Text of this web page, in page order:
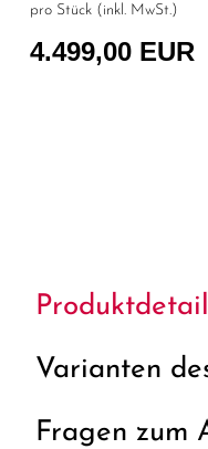
pro Stück (inkl. MwSt.)
4.499,00 EUR
Varianten
Fragen zum